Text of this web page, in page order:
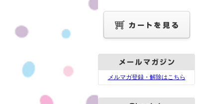
メルマガ登録・解除はこちら